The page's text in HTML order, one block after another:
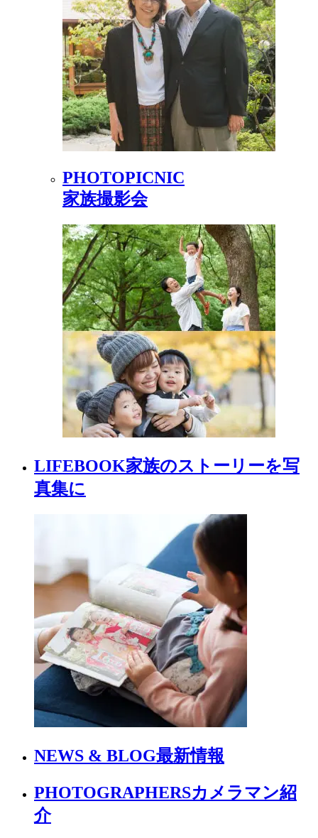
PHOTOPICNIC
家族撮影会
LIFEBOOK家族のストーリーを写
真集に
NEWS & BLOG最新情報
PHOTOGRAPHERSカメラマン紹
介